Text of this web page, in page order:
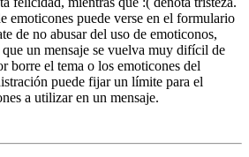
emoticones puede verse en el formulario
de no abusar del uso de emoticonos,
que un mensaje se vuelva muy difícil de
borre el tema o los emoticones del
puede fijar un límite para el
a utilizar en un mensaje.